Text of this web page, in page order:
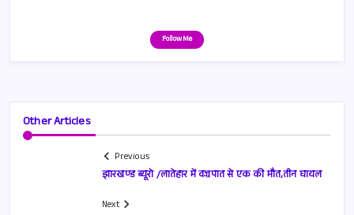
Follow Me
Other Articles
Previous
झारखण्ड ब्यूरो /लातेहार में वज्रपात से एक की मौत,तीन घायल
Next